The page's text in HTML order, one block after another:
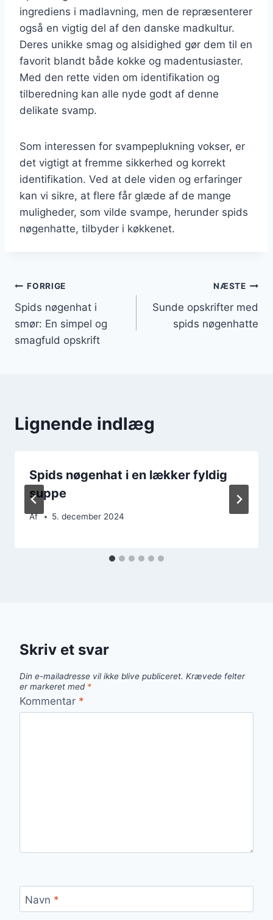
ingrediens i madlavning, men de repræsenterer
også en vigtig del af den danske madkultur.
Deres unikke smag og alsidighed gør dem til en
favorit blandt både kokke og madentusiaster.
Med den rette viden om identifikation og
tilberedning kan alle nyde godt af denne
delikate svamp.
Som interessen for svampeplukning vokser, er
det vigtigt at fremme sikkerhed og korrekt
identifikation. Ved at dele viden og erfaringer
kan vi sikre, at flere får glæde af de mange
muligheder, som vilde svampe, herunder spids
nøgenhatte, tilbyder i køkkenet.
Indlægsnavigation
FORRIGE
Spids nøgenhat i
smør: En simpel og
smagfuld opskrift
NÆSTE
Sunde opskrifter med
spids nøgenhatte
Lignende indlæg
Spids nøgenhat i en lækker fyldig
suppe
Af 5. december 2024
Skriv et svar
Din e-mailadresse vil ikke blive publiceret. Krævede felter
er markeret med *
Kommentar *
Navn *